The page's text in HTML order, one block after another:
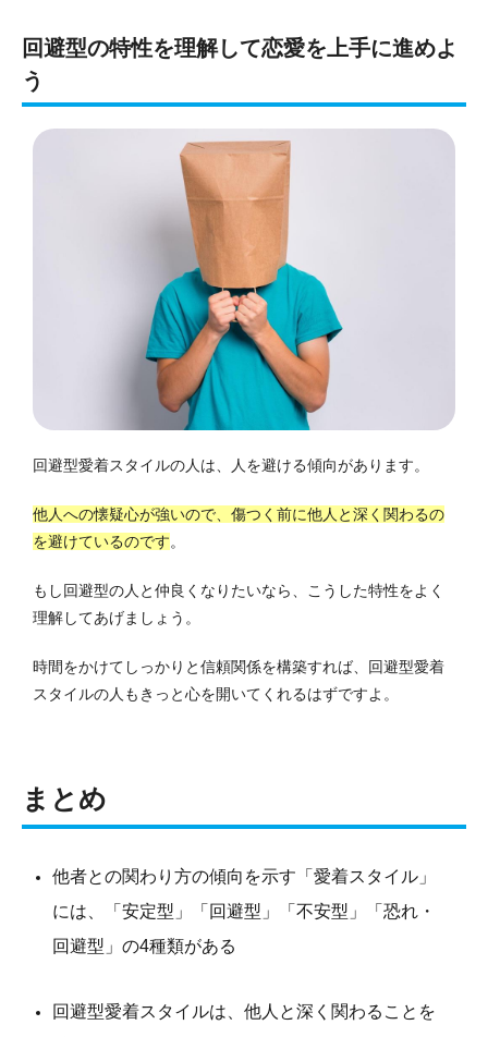
回避型の特性を理解して恋愛を上手に進めよ
う
回避型愛着スタイルの人は、人を避ける傾向があります。
他人への懐疑心が強いので、傷つく前に他人と深く関わるの
を避けているのです。
もし回避型の人と仲良くなりたいなら、こうした特性をよく
理解してあげましょう。
時間をかけてしっかりと信頼関係を構築すれば、回避型愛着
スタイルの人もきっと心を開いてくれるはずですよ。
まとめ
他者との関わり方の傾向を示す「愛着スタイル」
には、「安定型」「回避型」「不安型」「恐れ・
回避型」の4種類がある
回避型愛着スタイルは、他人と深く関わることを